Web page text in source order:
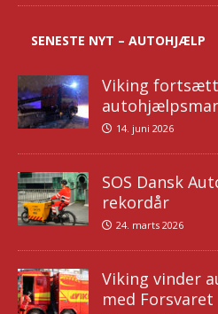
SENESTE NYT – AUTOHJÆLP
Viking
14. juni 2026
SOS Dansk
rekordår
24. marts 2026
Viking vinder
med Forsvaret